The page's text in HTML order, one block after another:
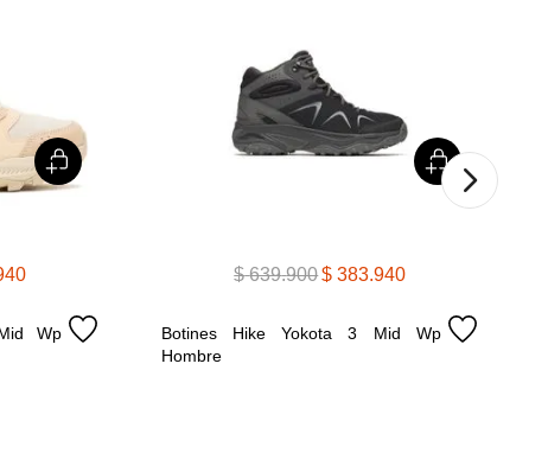
Wp
$ 639.900$ 383.940
Botines Hike Yokota 3 Mid Wp
Hombre